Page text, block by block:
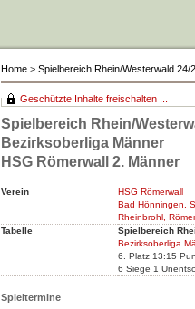
Home > Spielbereich Rhein/Westerwald 24/
Geschützte Inhalte freischalten ...
Spielbereich Rhein/
Bezirksoberliga Männer
HSG Römerwall 2. Männer
Verein
HSG Römerwall
Bad Hönningen,
Rheinbrohl,
Tabelle
Spielbereich
Bezirksoberliga
6. Platz 13:15
6 Siege 1
Spieltermine